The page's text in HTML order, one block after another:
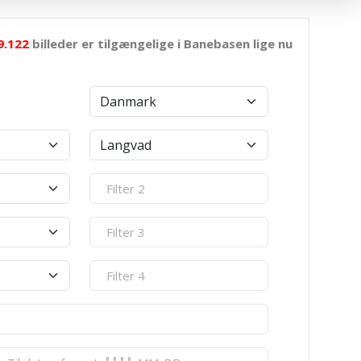
billeder er tilgængelige i Banebasen lige nu